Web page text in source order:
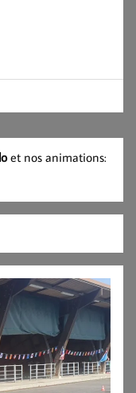
et nos animations: